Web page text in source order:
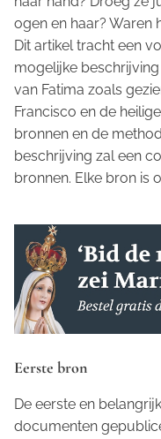
ogen en haar? Waren
Dit artikel tracht een
mogelijke
van Fatima zoals
Francisco en de
bronnen en de
beschrijving zal een
bronnen. Elke bron is
Eerste bron
De eerste en
documenten